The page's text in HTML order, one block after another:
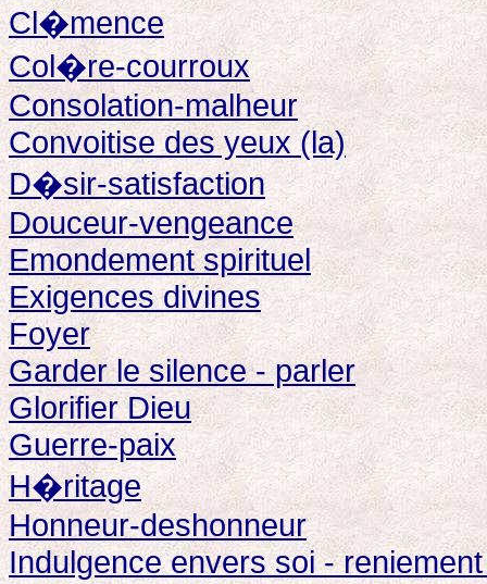
Cl�mence
Col�re-courroux
Consolation-malheur
Convoitise des yeux (la)
D�sir-satisfaction
Douceur-vengeance
Emondement spirituel
Exigences divines
Foyer
Garder le silence - parler
Glorifier Dieu
Guerre-paix
H�ritage
Honneur-deshonneur
Indulgence envers soi -